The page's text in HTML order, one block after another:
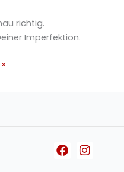
richtig.
Imperfektion.
Facebook